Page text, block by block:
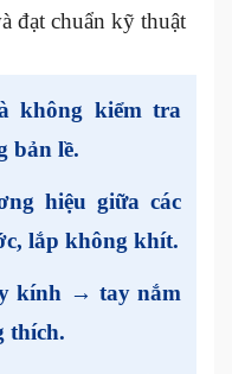
đạt chuẩn kỹ thuật
không kiểm tra
bản lề.
hiệu giữa các
lắp không khít.
kính → tay nắm
thích.